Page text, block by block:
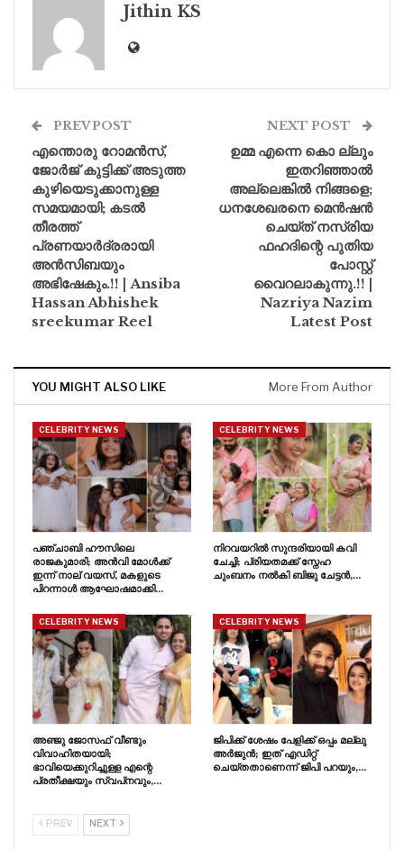
Jithin KS
PREV POST
എന്തൊരു റോമൻസ്,
ജോർജ് കുട്ടിക്ക് അടുത്ത
കുഴിയെടുക്കാനുള്ള
സമയമായി; കടൽ
തീരത്ത്
പ്രണയാർദ്രരായി
അൻസിബയും
അഭിഷേകും.!! | Ansiba
Hassan Abhishek
sreekumar Reel
NEXT POST
ഉമ്മ എന്നെ കൊ ല്ലും
ഇതറിഞ്ഞാൽ
അല്ലെങ്കിൽ നിങ്ങളെ;
ധനശേഖരനെ മെൻഷൻ
ചെയ്‌ത്‌ നസ്രിയ
ഫഹദിന്റെ പുതിയ
പോസ്റ്റ്
വൈറലാകുന്നു.!! |
Nazriya Nazim
Latest Post
YOU MIGHT ALSO LIKE More From Author
CELEBRITY NEWS
പഞ്ചാബി ഹൗസിലെ
രാജകുമാരി; അൻവി മോൾക്ക്
ഇന്ന് നാല് വയസ്, മകളുടെ
പിറന്നാൾ ആഘോഷമാക്കി…
CELEBRITY NEWS
നിറവയറിൽ സുന്ദരിയായി കവി
ചേച്ചി; പ്രിയതമക്ക് സ്നേഹ
ചുംബനം നൽകി ബിജു ചേട്ടൻ,…
CELEBRITY NEWS
അഞ്ജു ജോസഫ് വീണ്ടും
വിവാഹിതയായി;
ഭാവിയെക്കുറിച്ചുള്ള എന്റെ
പ്രതീക്ഷയും സ്വപ്‍നവും,…
CELEBRITY NEWS
ജിപിക്ക് ശേഷം പേളിക്ക് ഒപ്പം മല്ലു
അർജുൻ; ഇത് എഡിറ്റ്
ചെയ്തതാണെന്ന് ജിപി പറയും,…
PREV NEXT